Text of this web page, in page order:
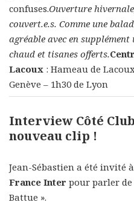
confuses.Ouverture
couvert.e.s. Comme une
agréable avec en
chaud et tisanes offerts.
Lacoux : Hameau de
Genève – 1h30 de Lyon
Interview Côté
nouveau clip !
Jean-Sébastien a été invité
France Inter pour parler
Battue ».